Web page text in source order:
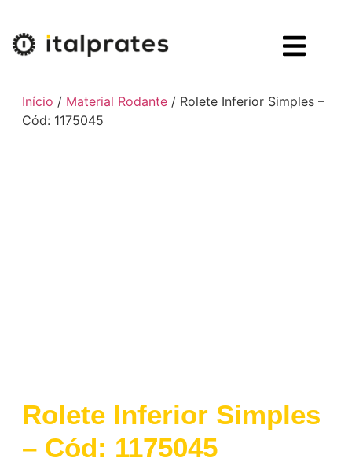
Início / Material Rodante/ Rolete Inferior Simples –
Cód: 1175045
Rolete Inferior Simples
– Cód: 1175045